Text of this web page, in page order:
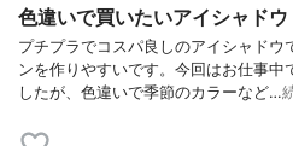
色違いで買いたいアイシャドウ
プチプラでコスパ良しのアイシャドウ
ンを作りやすいです。今回はお仕事中
したが、色違いで季節のカラーなど…